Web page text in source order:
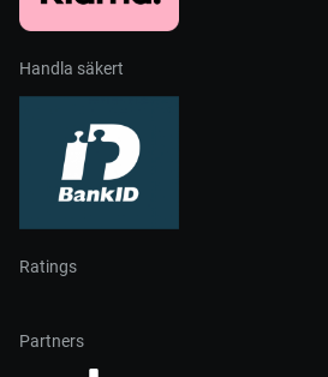
Handla säkert
Ratings
Partners